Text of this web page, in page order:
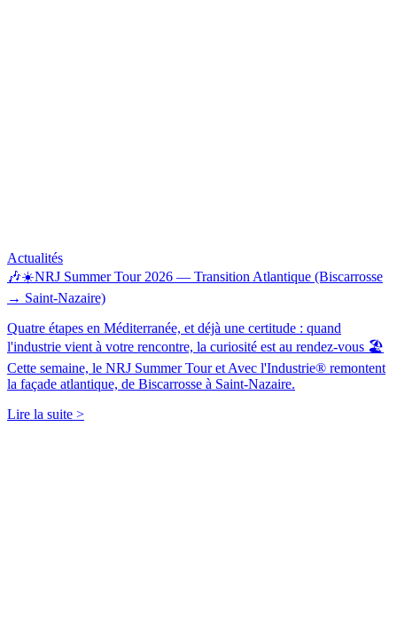
Actualités
🎶☀️NRJ Summer Tour 2026 — Transition Atlantique (Biscarrosse
→ Saint-Nazaire)
Quatre étapes en Méditerranée, et déjà une certitude : quand
l'industrie vient à votre rencontre, la curiosité est au rendez-vous 🏖️
Cette semaine, le NRJ Summer Tour et Avec l'Industrie® remontent
la façade atlantique, de Biscarrosse à Saint-Nazaire.
Lire la suite >